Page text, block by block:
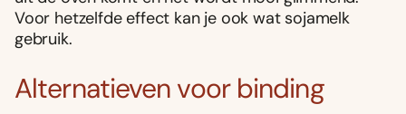
Voor hetzelfde effect kan je ook wat sojamelk
gebruik.
Alternatieven voor binding